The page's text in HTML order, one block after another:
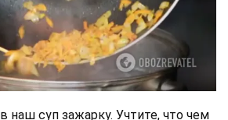
наш суп зажарку. Учтите, что чем